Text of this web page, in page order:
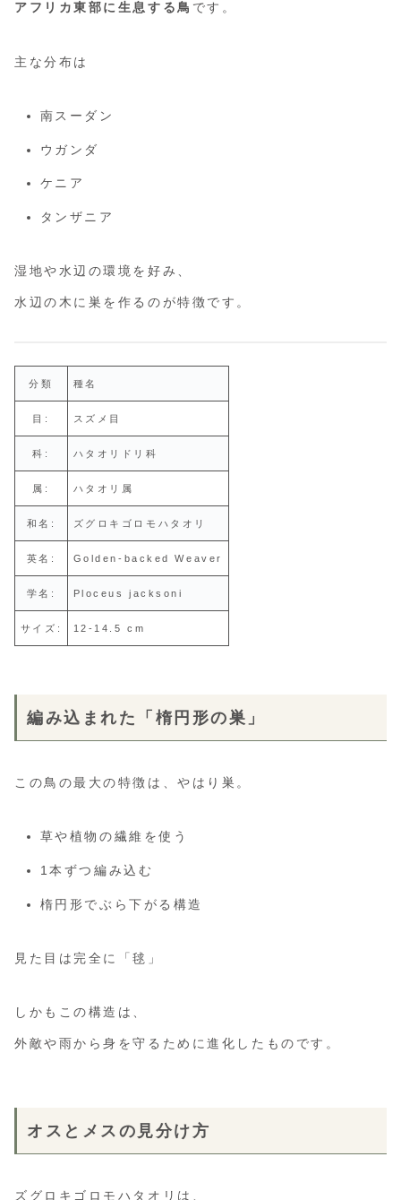
アフリカ東部に生息する鳥 です。
主な分布は
南スーダン
ウガンダ
ケニア
タンザニア
湿地や水辺の環境を好み、
水辺の木に巣を作るのが特徴です。
分類 種名
目: スズメ目
科: ハタオリドリ科
属: ハタオリ属
和名: ズグロキゴロモハタオリ
英名: Golden-backed Weaver
学名: Ploceus jacksoni
サイズ: 12-14.5 cm
編み込まれた「楕円形の巣」
この鳥の最大の特徴は、やはり巣。
草や植物の繊維を使う
1本ずつ編み込む
楕円形でぶら下がる構造
見た目は完全に「毬」
しかもこの構造は、
外敵や雨から身を守るために進化したものです。
オスとメスの見分け方
ズグロキゴロモハタオリは、